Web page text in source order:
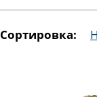
Сортировка: